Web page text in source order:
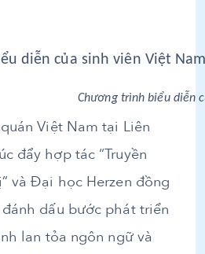
Chương trình biểu diễn
Việt Nam tại Liên
đẩy hợp tác “Truyền
và Đại học Herzen đồng
dấu bước phát triển
lan tỏa ngôn ngữ và